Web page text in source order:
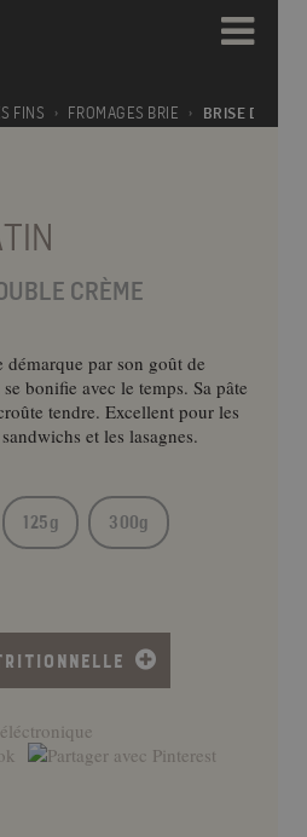
r
FINS FROMAGES BRIE BRISE DU
CRÈME
par son goût de
bonifie avec le temps. Sa pâte
tendre. Excellent pour les
et les lasagnes.
125g 300g